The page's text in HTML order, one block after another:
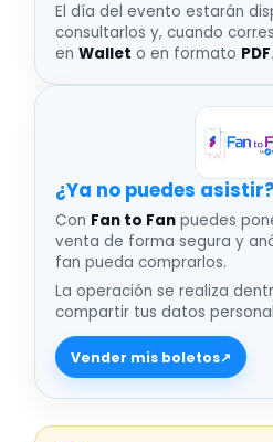
El día del evento estarán
consultarlos y, cuando
en Wallet o en formato PDF.
¿Ya no puedes asistir
Con Fan to Fan puedes
venta de forma segura y
fan pueda comprarlos.
La operación se realiza
compartir tus datos
Vender mis boletos↗